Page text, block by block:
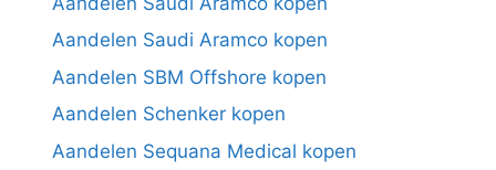
Aandelen Saudi Aramco kopen
Aandelen SBM Offshore kopen
Aandelen Schenker kopen
Aandelen Sequana Medical kopen